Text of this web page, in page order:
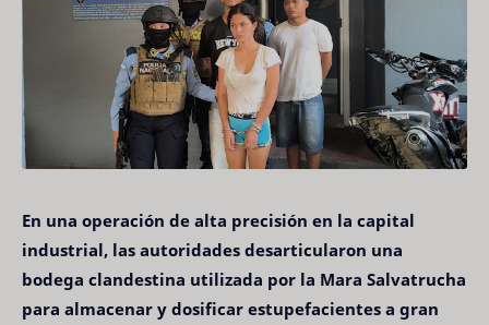
En una operación de alta precisión en la capital
industrial, las autoridades desarticularon una
bodega clandestina utilizada por la Mara Salvatrucha
para almacenar y dosificar estupefacientes a gran